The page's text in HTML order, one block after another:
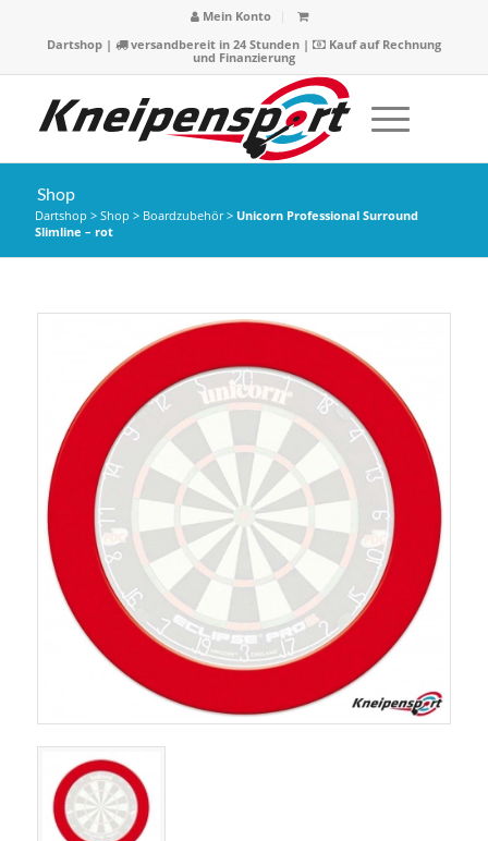
Mein Konto
Dartshop| versandbereit in 24 Stunden |
Kauf auf Rechnung
und Finanzierung
Shop
Dartshop > Shop > Boardzubehör> Unicorn Professional Surround
Slimline – rot